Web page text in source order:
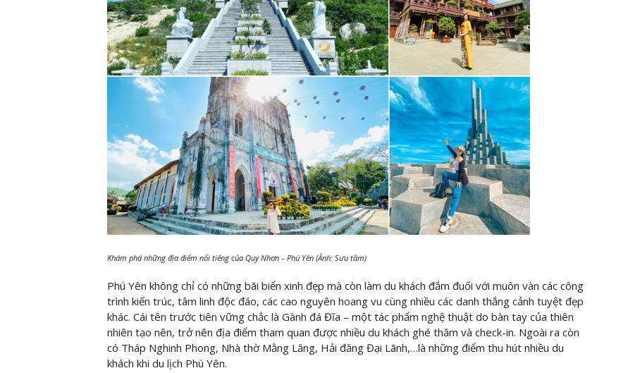
Khám phá những địa điểm nổi tiếng của Quy Nhơn – Phú Yên (Ảnh: Sưu tầm)
Phú Yên không chỉ có những bãi biển xinh đẹp mà còn làm du khách đắm đuối với muôn vàn các công
trình kiến trúc, tâm linh độc đáo, các cao nguyên hoang vu cùng nhiều các danh thắng cảnh tuyệt đẹp
khác. Cái tên trước tiên vững chắc là Gành đá Đĩa – một tác phẩm nghệ thuật do bàn tay của thiên
nhiên tạo nên, trở nên địa điểm tham quan được nhiều du khách ghé thăm và check-in. Ngoài ra còn
có Tháp Nghinh Phong, Nhà thờ Mằng Lăng, Hải đăng Đại Lãnh,…là những điểm thu hút nhiều du
khách khi du lịch Phú Yên.